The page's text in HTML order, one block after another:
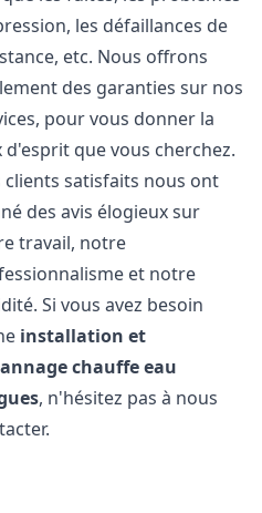
les défaillances de
etc. Nous offrons
des garanties sur nos
pour vous donner la
d'esprit que vous cherchez.
clients satisfaits nous ont
des avis élogieux sur
travail, notre
et notre
Si vous avez besoin
installation et
chauffe eau
, n'hésitez pas à nous